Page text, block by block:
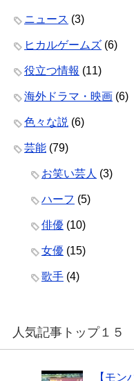
ニュース (3)
ヒカルゲームズ (6)
役立つ情報 (11)
海外ドラマ・映画 (6)
色々な説 (6)
芸能 (79)
お笑い芸人 (3)
ハーフ (5)
俳優 (10)
女優 (15)
歌手 (4)
人気記事トップ１５
【モ